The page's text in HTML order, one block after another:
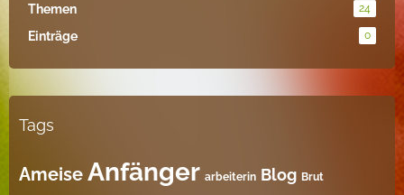
Themen 24
Einträge 0
Tags
Ameise Anfänger arbeiterin Blog Brut